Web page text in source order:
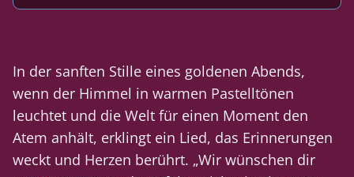
In der sanften Stille eines goldenen Abends,
wenn der Himmel in warmen Pastelltönen
leuchtet und die Welt für einen Moment den
Atem anhält, erklingt ein Lied, das Erinnerungen
weckt und Herzen berührt. „Wir wünschen dir